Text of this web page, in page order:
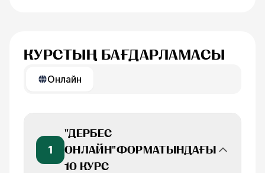
КУРСТЫҢ БАҒДАРЛАМАСЫ
Онлайн
1
"ДЕРБЕС
ОНЛАЙН"ФОРМАТЫНДАҒЫ
10 КУРС